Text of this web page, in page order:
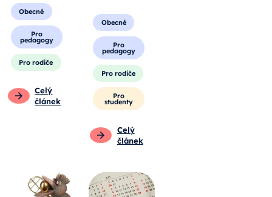
Obecné
Pro
pedagogy
Pro rodiče
Celý
článek
Obecné
Pro
pedagogy
Pro rodiče
Pro
studenty
Celý
článek